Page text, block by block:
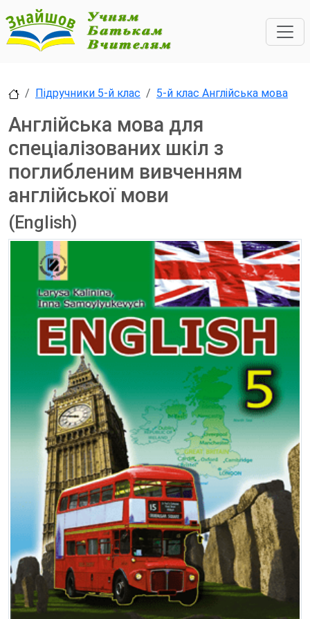
Підручники 5-й клас 5-й клас Англійська мова
Англійська мова для
спеціалізованих шкіл з
поглибленим вивченням
англійської мови
(English)